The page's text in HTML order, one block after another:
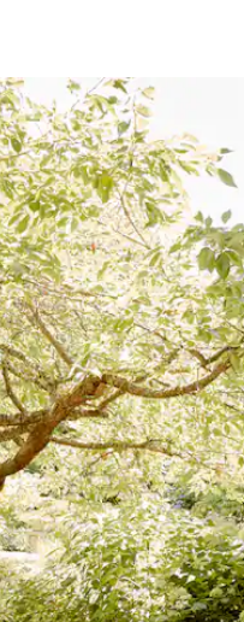
طريق اللمس أو السحب.